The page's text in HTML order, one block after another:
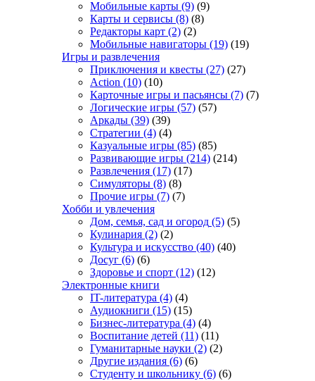
Мобильные карты (9) (9)
Карты и сервисы (8) (8)
Редакторы карт (2) (2)
Мобильные навигаторы (19) (19)
Игры и развлечения
Приключения и квесты (27) (27)
Action (10) (10)
Карточные игры и пасьянсы (7) (7)
Логические игры (57) (57)
Аркады (39) (39)
Стратегии (4) (4)
Казуальные игры (85) (85)
Развивающие игры (214) (214)
Развлечения (17) (17)
Симуляторы (8) (8)
Прочие игры (7) (7)
Хобби и увлечения
Дом, семья, сад и огород (5) (5)
Кулинария (2) (2)
Культура и искусство (40) (40)
Досуг (6) (6)
Здоровье и спорт (12) (12)
Электронные книги
IT-литература (4) (4)
Аудиокниги (15) (15)
Бизнес-литература (4) (4)
Воспитание детей (11) (11)
Гуманитарные науки (2) (2)
Другие издания (6) (6)
Студенту и школьнику (6) (6)